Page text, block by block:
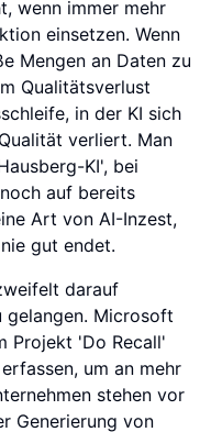
wenn immer mehr
einsetzen. Wenn
Mengen an Daten zu
Qualitätsverlust
in der KI sich
verliert. Man
KI', bei
auf bereits
Art von AI-Inzest,
gut endet.
darauf
gelangen. Microsoft
Projekt 'Do Recall'
um an mehr
stehen vor
Generierung von